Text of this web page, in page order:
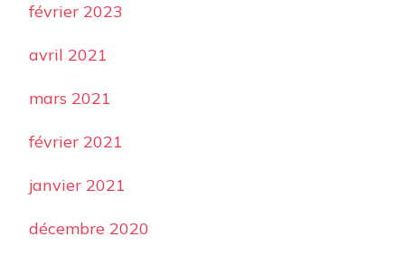
février 2023
avril 2021
mars 2021
février 2021
janvier 2021
décembre 2020